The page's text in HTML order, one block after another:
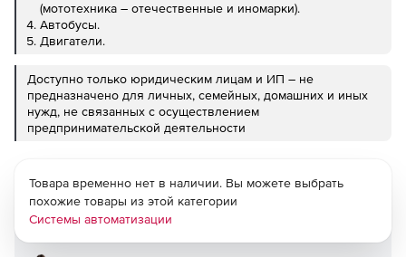
(мототехника – отечественные и иномарки).
Автобусы.
Двигатели.
Доступно только юридическим лицам и ИП – не
предназначено для личных, семейных, домашних и иных
нужд, не связанных с осуществлением
предпринимательской деятельности
Товара временно нет в наличии. Вы можете выбрать
похожие товары из этой категории
Системы автоматизации